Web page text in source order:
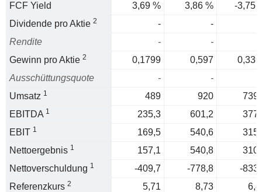
FCF Yield 3,69 % 3,86 %
-3,75
Dividende pro Aktie 2 -
-
Rendite
-
-
Gewinn pro Aktie 2 0,1799 0,597
Ausschüttungsquote
-
-
Umsatz 1 489 920
EBITDA 1 235,3 601,2
EBIT 1 169,5 540,6
Nettoergebnis 1 157,1 540,8
Nettoverschuldung 1 -409,7 -778,8
-
Referenzkurs 2 5,71 8,73